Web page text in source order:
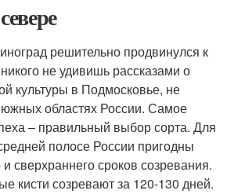
решительно продвинулся к
не удивишь рассказами о
культуры в Подмосковье, не
областях России. Самое
– правильный выбор сорта. Для
полосе России пригодны
сверхраннего сроков созревания.
кисти созревают за 120-130 дней.